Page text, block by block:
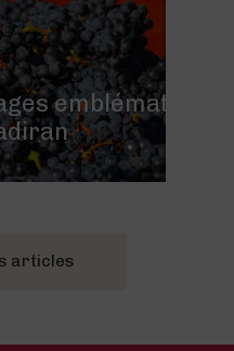
emblématiques
articles